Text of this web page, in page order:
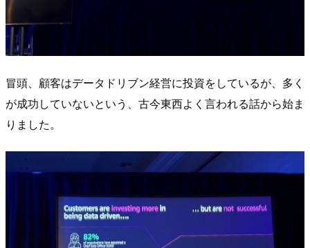
冒頭、顧客はデータドリブン経営に投資をしているが、多く
が成功していないという、古今東西よく言われる話から始ま
りました。